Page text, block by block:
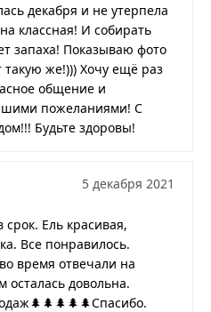
декабря и не утерпела
классная! И собирать
запаха! Показываю фото
такую же!))) Хочу ещё раз
общение и
пожеланиями! С
Будьте здоровы!
5 декабря 2021
срок. Ель красивая,
Все понравилось.
время отвечали на
осталась довольна.